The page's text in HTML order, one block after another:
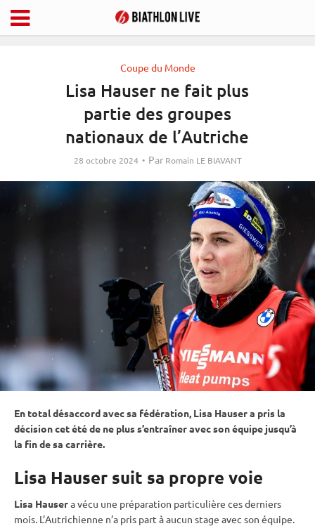
Coupe du Monde
Lisa Hauser ne fait plus
partie des groupes
nationaux de l’Autriche
28 octobre 2024 Par Romain LE BIAVANT
En total désaccord avec sa fédération, Lisa Hauser a pris la
décision cet été de ne plus s’entraîner avec son équipe jusqu’à
la fin de sa carrière.
Lisa Hauser suit sa propre voie
Lisa Hausera vécu une préparation particulière ces derniers
mois. L’Autrichienne n’a pris part à aucun stage avec son équipe.